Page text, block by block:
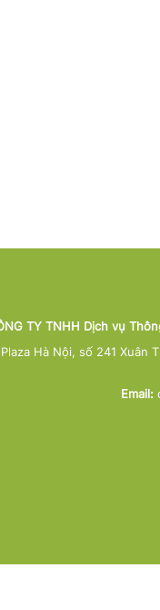
TY TNHH Dịch vụ
Hà Nội, số 241 Xuân
Email: